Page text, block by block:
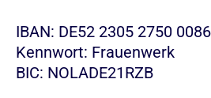
IBAN: DE52 2305 2750
Kennwort: Frauenwerk
BIC: NOLADE21RZB